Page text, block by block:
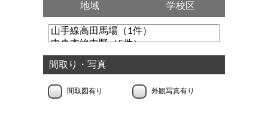
地域 学校区
間取り・写真
間取図有り 外観写真有り